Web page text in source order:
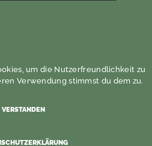
um die Nutzerfreundlichkeit zu
Verwendung stimmst du dem zu.
VERSTANDEN